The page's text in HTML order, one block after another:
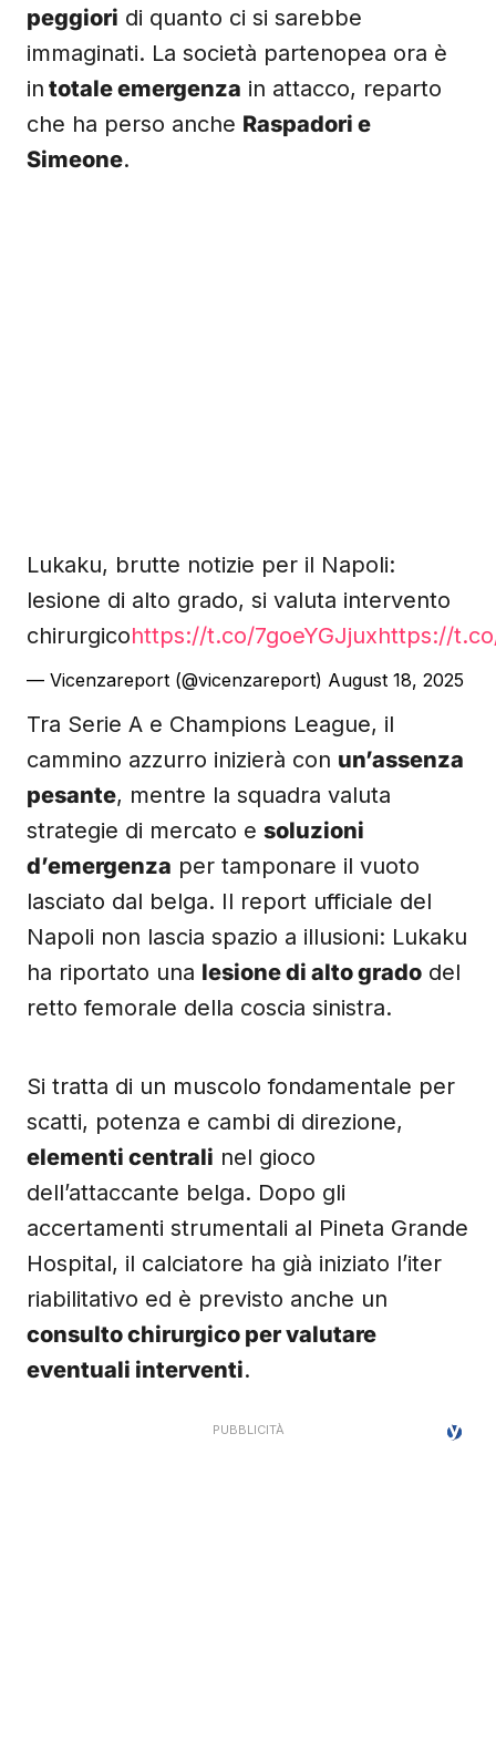
peggiori di quanto ci si sarebbe
immaginati. La società partenopea ora è
in totale emergenza in attacco, reparto
che ha perso anche Raspadori e
Simeone.
Lukaku, brutte notizie per il Napoli:
lesione di alto grado, si valuta intervento
chirurgicohttps://t.co/7goeYGJjuxhttps://
— Vicenzareport (@vicenzareport) August 18, 2025
Tra Serie A e Champions League, il
cammino azzurro inizierà con un’assenza
pesante, mentre la squadra valuta
strategie di mercato e soluzioni
d’emergenza per tamponare il vuoto
lasciato dal belga. Il report ufficiale del
Napoli non lascia spazio a illusioni: Lukaku
ha riportato una lesione di alto grado del
retto femorale della coscia sinistra.
Si tratta di un muscolo fondamentale per
scatti, potenza e cambi di direzione,
elementi centrali nel gioco
dell’attaccante belga. Dopo gli
accertamenti strumentali al Pineta Grande
Hospital, il calciatore ha già iniziato l’iter
riabilitativo ed è previsto anche un
consulto chirurgico per valutare
eventuali interventi.